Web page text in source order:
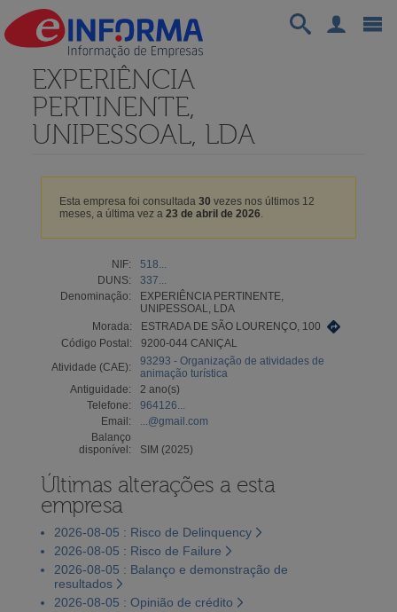
EXPERIÊNCIA
PERTINENTE,
UNIPESSOAL, LDA
Esta empresa foi consultada 30 vezes nos últimos 12
meses, a última vez a 23 de abril de 2026.
NIF:
518...
DUNS:
337...
Denominação:
EXPERIÊNCIA PERTINENTE,
UNIPESSOAL, LDA
Morada:
ESTRADA DE SÃO LOURENÇO, 100
Código Postal:
9200-044 CANIÇAL
Atividade (CAE):
93293 - Organização de atividades de
animação turística
Antiguidade:
2 ano(s)
Telefone:
964126...
Email:
...@gmail.com
Balanço
disponível:
SIM (2025)
Últimas alterações a esta
empresa
2026-08-05 : Risco de Delinquency
2026-08-05 : Risco de Failure
2026-08-05 : Balanço e demonstração de
resultados
2026-08-05 : Opinião de crédito